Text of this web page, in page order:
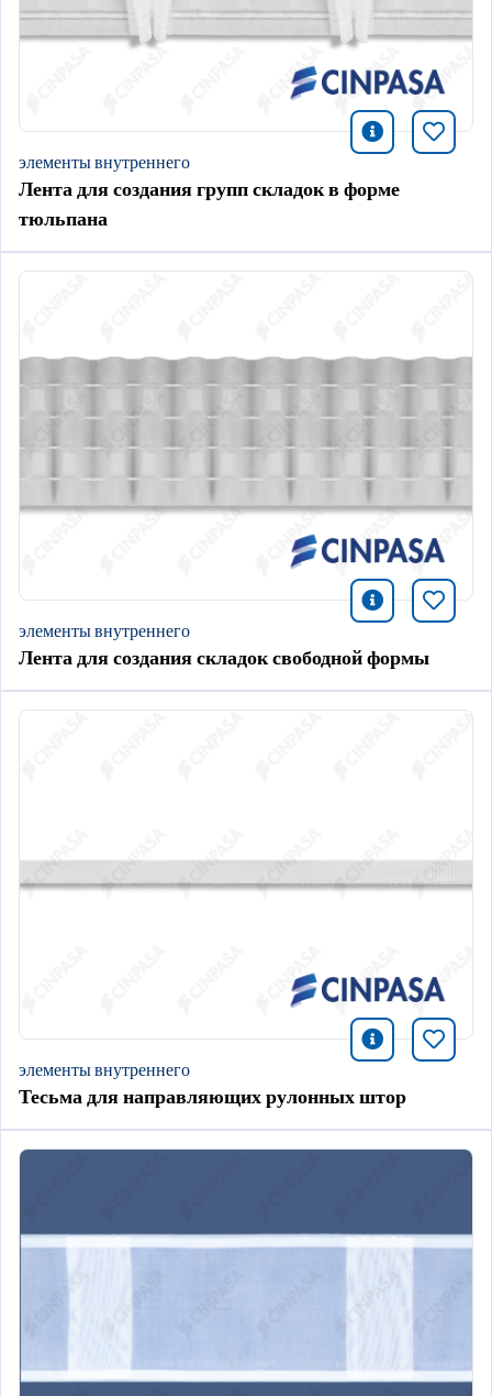
icono
элементы внутреннего
Лента для создания групп складок в форме
тюльпана
icono
элементы внутреннего
Лента для создания складок свободной формы
icono
элементы внутреннего
Тесьма для направляющих рулонных штор